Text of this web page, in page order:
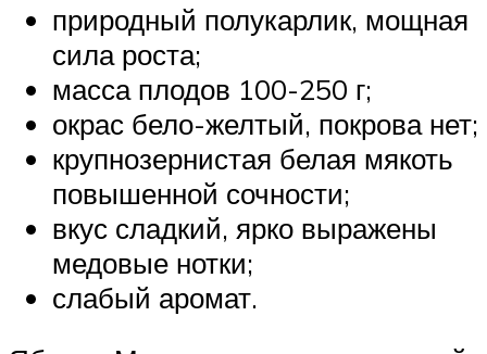
природный полукарлик, мощная
сила роста;
масса плодов 100-250 г;
окрас бело-желтый, покрова нет;
крупнозернистая белая мякоть
повышенной сочности;
вкус сладкий, ярко выражены
медовые нотки;
слабый аромат.